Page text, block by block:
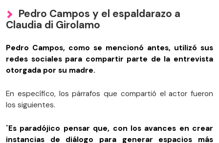
Pedro Campos y el espaldarazo a
Claudia di Girolamo
Pedro Campos, como se mencionó antes, utilizó sus
redes sociales para compartir parte de la entrevista
otorgada por su madre.
En específico, los párrafos que compartió el actor fueron
los siguientes.
"Es paradójico pensar que, con los avances en crear
instancias de diálogo para generar espacios más